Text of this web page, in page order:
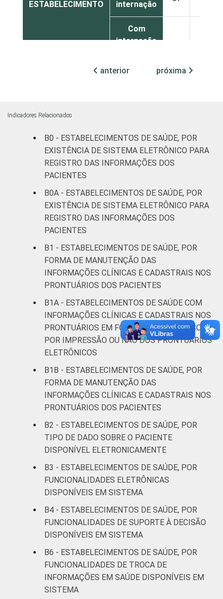
ESTABELECIMENTO
internação
Com
internação
Serviço de
apoio à
92
IDENTIFICAÇÃO DE
UNIDADE BÁSICA
DE SAÚDE
UBS 90 10
LOCALIZAÇÃO Capital
Interior
Fonte: CGI.br/NIC.br, Centro Regional de
Estudos para o Desenvolvimento da
Sociedade da Informação (Cetic.br),
Pesquisa sobre o uso das tecnologias de
informação e comunicação nos
estabelecimentos de saúde brasileiros – TIC
Saúde 2023.
anterior próxima
Indicadores Relacionados
B0 - ESTABELECIMENTOS DE SAÚDE, POR
EXISTÊNCIA DE SISTEMA ELETRÔNICO PARA
REGISTRO DAS INFORMAÇÕES DOS
PACIENTES
B0A - ESTABELECIMENTOS DE SAÚDE, POR
EXISTÊNCIA DE SISTEMA ELETRÔNICO PARA
REGISTRO DAS INFORMAÇÕES DOS
PACIENTES
B1 - ESTABELECIMENTOS DE SAÚDE, POR
FORMA DE MANUTENÇÃO DAS
INFORMAÇÕES CLÍNICAS E CADASTRAIS NOS
PRONTUÁRIOS DOS PACIENTES
B1A - ESTABELECIMENTOS DE SAÚDE COM
INFORMAÇÕES CLÍNICAS E CADASTRAIS NOS
PRONTUÁRIOS EM FORMATO ELETRÔNICO,
POR IMPRESSÃO OU NÃO DOS PRONTUÁRIOS
ELETRÔNICOS
B1B - ESTABELECIMENTOS DE SAÚDE, POR
FORMA DE MANUTENÇÃO DAS
INFORMAÇÕES CLÍNICAS E CADASTRAIS NOS
PRONTUÁRIOS DOS PACIENTES
B2 - ESTABELECIMENTOS DE SAÚDE, POR
TIPO DE DADO SOBRE O PACIENTE
DISPONÍVEL ELETRONICAMENTE
B3 - ESTABELECIMENTOS DE SAÚDE, POR
FUNCIONALIDADES ELETRÔNICAS
DISPONÍVEIS EM SISTEMA
B4 - ESTABELECIMENTOS DE SAÚDE, POR
FUNCIONALIDADES DE SUPORTE À DECISÃO
DISPONÍVEIS EM SISTEMA
B6 - ESTABELECIMENTOS DE SAÚDE, POR
FUNCIONALIDADES DE TROCA DE
INFORMAÇÕES EM SAÚDE DISPONÍVEIS EM
SISTEMA